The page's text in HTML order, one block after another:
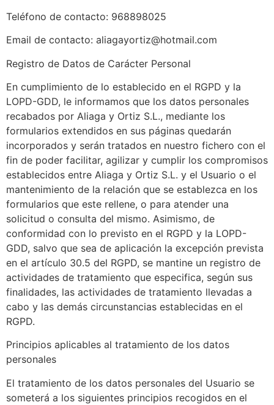
Teléfono de contacto: 968898025
Email de contacto: aliagayortiz@hotmail.com
Registro de Datos de Carácter Personal
En cumplimiento de lo establecido en el RGPD y la
LOPD-GDD, le informamos que los datos personales
recabados por Aliaga y Ortiz S.L., mediante los
formularios extendidos en sus páginas quedarán
incorporados y serán tratados en nuestro fichero con el
fin de poder facilitar, agilizar y cumplir los compromisos
establecidos entre Aliaga y Ortiz S.L. y el Usuario o el
mantenimiento de la relación que se establezca en los
formularios que este rellene, o para atender una
solicitud o consulta del mismo. Asimismo, de
conformidad con lo previsto en el RGPD y la LOPD-
GDD, salvo que sea de aplicación la excepción prevista
en el artículo 30.5 del RGPD, se mantine un registro de
actividades de tratamiento que especifica, según sus
finalidades, las actividades de tratamiento llevadas a
cabo y las demás circunstancias establecidas en el
RGPD.
Principios aplicables al tratamiento de los datos
personales
El tratamiento de los datos personales del Usuario se
someterá a los siguientes principios recogidos en el